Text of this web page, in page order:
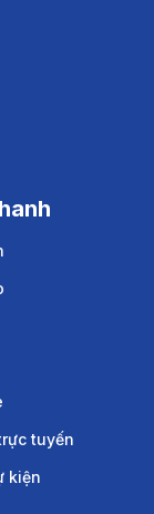
tuyến
kiện